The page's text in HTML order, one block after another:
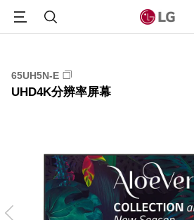
搜索
65UH5N-E
UHD4K分辨率屏幕